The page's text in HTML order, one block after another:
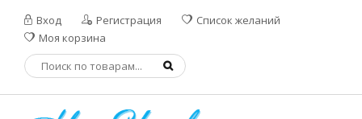
Вход Регистрация
Список желаний
Моя корзина